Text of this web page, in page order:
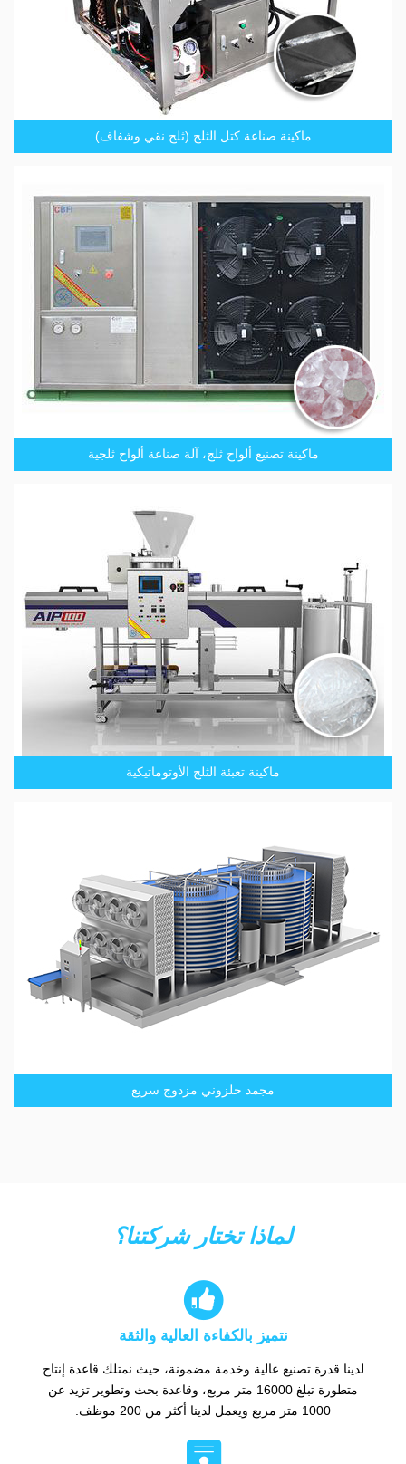
ماكينة صناعة كتل الثلج (ثلج نقي وشفاف)
ماكينة تصنيع ألواح ثلج، آلة صناعة ألواح ثلجية
ماكينة تعبئة الثلج الأوتوماتيكية
مجمد حلزوني مزدوج سريع
لماذا تختار شركتنا؟

نتميز بالكفاءة العالية والثقة
لدينا قدرة تصنيع عالية وخدمة مضمونة، حيث نمتلك قاعدة إنتاج
متطورة تبلغ 16000 متر مربع، وقاعدة بحث وتطوير تزيد عن
1000 متر مربع ويعمل لدينا أكثر من 200 موظف.